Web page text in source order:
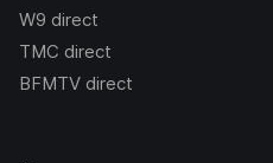
W9 direct
TMC direct
BFMTV direct